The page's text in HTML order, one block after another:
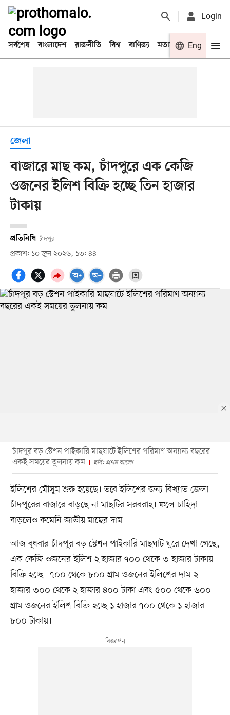
Login
সর্বশেষ বাংলাদেশ রাজনীতি বিশ্ব বাণিজ্য মতামত খেলা
Eng
জেলা
বাজারে মাছ কম, চাঁদপুরে এক কেজি
ওজনের ইলিশ বিক্রি হচ্ছে তিন হাজার
টাকায়
প্রতিনিধি চাঁদপুর
প্রকাশ: ১০ জুন ২০২৬, ১৩: ৪৪
চাঁদপুর বড় স্টেশন পাইকারি মাছঘাটে ইলিশের পরিমাণ অন্যান্য বছরের
একই সময়ের তুলনায় কম
ছবি: প্রথম আলো
ইলিশের মৌসুম শুরু হয়েছে। তবে ইলিশের জন্য বিখ্যাত জেলা
চাঁদপুরের বাজারে বাড়ছে না মাছটির সরবরাহ। ফলে চাহিদা
বাড়লেও কমেনি জাতীয় মাছের দাম।
আজ বুধবার চাঁদপুর বড় স্টেশন পাইকারি মাছঘাট ঘুরে দেখা গেছে,
এক কেজি ওজনের ইলিশ ২ হাজার ৭০০ থেকে ৩ হাজার টাকায়
বিক্রি হচ্ছে। ৭০০ থেকে ৮০০ গ্রাম ওজনের ইলিশের দাম ২
হাজার ৩০০ থেকে ২ হাজার ৪০০ টাকা এবং ৫০০ থেকে ৬০০
গ্রাম ওজনের ইলিশ বিক্রি হচ্ছে ১ হাজার ৭০০ থেকে ১ হাজার
৮০০ টাকায়।